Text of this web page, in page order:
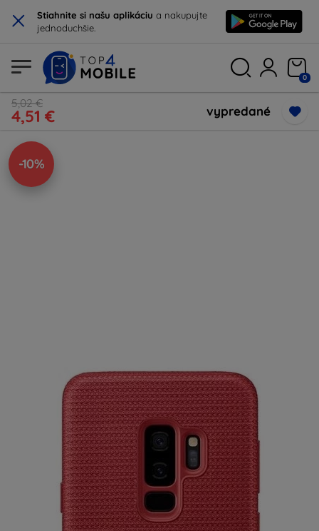
× Stiahnite si našu aplikáciu a nakupujte
jednoduchšie.
0
5,02 €
4,51 € vypredané
-10%